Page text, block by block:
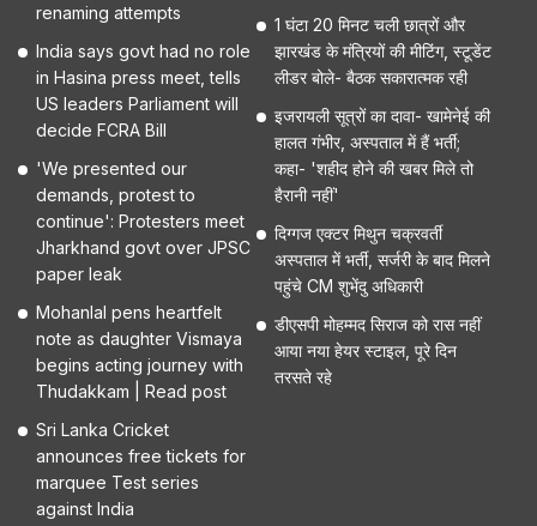
renaming attempts
India says govt had no role
in Hasina press meet, tells
US leaders Parliament will
decide FCRA Bill
'We presented our
demands, protest to
continue': Protesters meet
Jharkhand govt over JPSC
paper leak
Mohanlal pens heartfelt
note as daughter Vismaya
begins acting journey with
Thudakkam | Read post
Sri Lanka Cricket
announces free tickets for
marquee Test series
against India
1 घंटा 20 मिनट चली छात्रों और
झारखंड के मंत्रियों की मीटिंग, स्टूडेंट
लीडर बोले- बैठक सकारात्मक रही
इजरायली सूत्रों का दावा- खामेनेई की
हालत गंभीर, अस्पताल में हैं भर्ती;
कहा- 'शहीद होने की खबर मिले तो
हैरानी नहीं'
दिग्गज एक्टर मिथुन चक्रवर्ती
अस्पताल में भर्ती, सर्जरी के बाद मिलने
पहुंचे CM शुभेंदु अधिकारी
डीएसपी मोहम्मद सिराज को रास नहीं
आया नया हेयर स्टाइल, पूरे दिन
तरसते रहे